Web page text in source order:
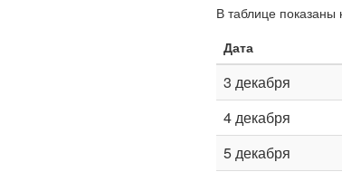
В таблице
Дата
3 декабря
4 декабря
5 декабря